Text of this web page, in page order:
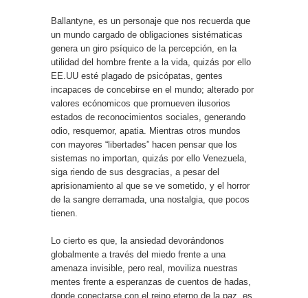
Ballantyne, es un personaje que nos recuerda que
un mundo cargado de obligaciones sistématicas
genera un giro psíquico de la percepción, en la
utilidad del hombre frente a la vida, quizás por ello
EE.UU esté plagado de psicópatas, gentes
incapaces de concebirse en el mundo; alterado por
valores ecónomicos que promueven ilusorios
estados de reconocimientos sociales, generando
odio, resquemor, apatia. Mientras otros mundos
con mayores “libertades” hacen pensar que los
sistemas no importan, quizás por ello Venezuela,
siga riendo de sus desgracias, a pesar del
aprisionamiento al que se ve sometido, y el horror
de la sangre derramada, una nostalgia, que pocos
tienen.
Lo cierto es que, la ansiedad devorándonos
globalmente a través del miedo frente a una
amenaza invisible, pero real, moviliza nuestras
mentes frente a esperanzas de cuentos de hadas,
donde conectarse con el reino eterno de la paz, es